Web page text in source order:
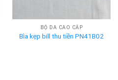
BỘ DA CAO CẤP
Bìa kẹp bill thu tiền PN41B02